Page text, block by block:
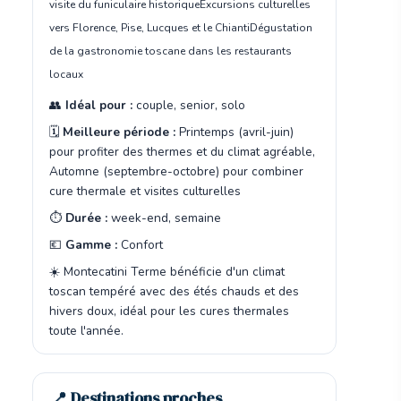
visite du funiculaire historiqueExcursions culturelles
vers Florence, Pise, Lucques et le ChiantiDégustation
de la gastronomie toscane dans les restaurants
locaux
👥 Idéal pour : couple, senior, solo
🗓️ Meilleure période : Printemps (avril-juin)
pour profiter des thermes et du climat agréable,
Automne (septembre-octobre) pour combiner
cure thermale et visites culturelles
⏱️ Durée : week-end, semaine
💶 Gamme : Confort
☀️ Montecatini Terme bénéficie d'un climat
toscan tempéré avec des étés chauds et des
hivers doux, idéal pour les cures thermales
toute l'année.